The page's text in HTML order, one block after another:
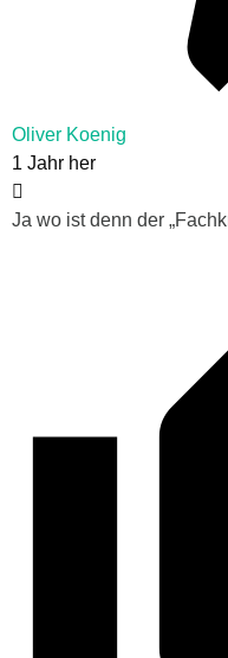
Oliver Koenig
1 Jahr her
Ja wo ist denn der